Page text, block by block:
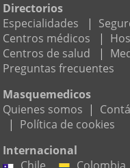
Directorios
Especialidades
|
Centros médicos
|
Centros de salud
|
Preguntas frecuentes
Masquemedicos
Quienes somos |
| Política de cookies
Internacional